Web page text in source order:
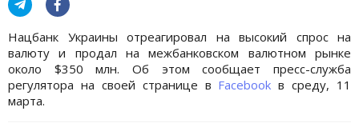
Нацбанк Украины отреагировал на высокий спрос на
валюту и продал на межбанковском валютном рынке
около $350 млн. Об этом сообщает пресс-служба
регулятора на своей странице в Facebook в среду, 11
марта.